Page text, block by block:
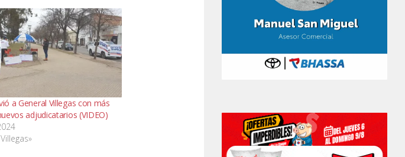
a General Villegas con más
adjudicatarios (VIDEO)